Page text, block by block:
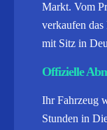
Markt. Vom
verkaufen
mit Sitz in
Offizielle
Ihr Fahrzeug
Stunden in